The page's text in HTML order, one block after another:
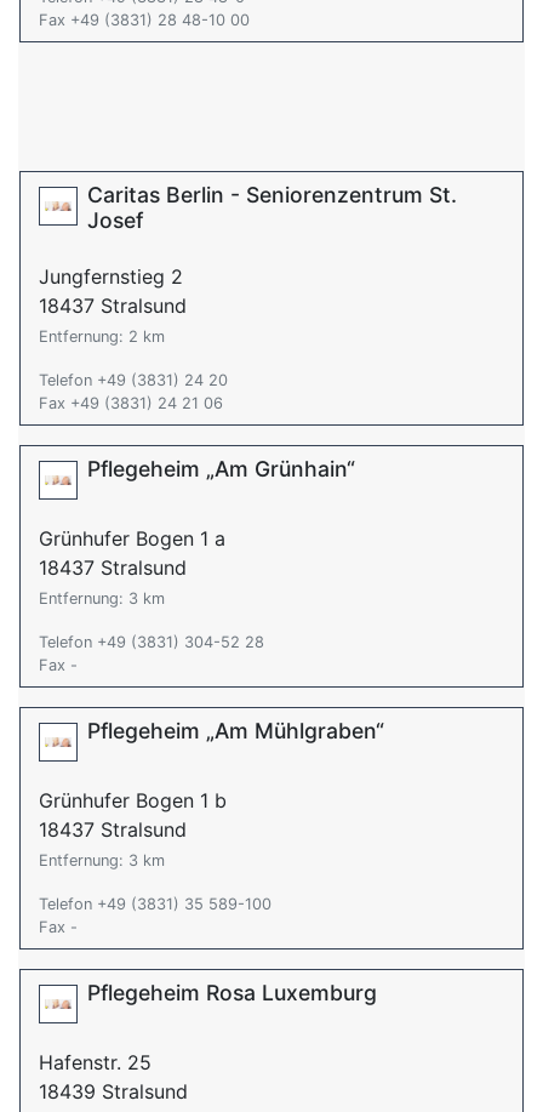
Fax +49 (3831) 28 48-10 00
Caritas Berlin - Seniorenzentrum St.
Josef
Jungfernstieg 2
18437 Stralsund
Entfernung: 2 km
Telefon +49 (3831) 24 20
Fax +49 (3831) 24 21 06
Pflegeheim „Am Grünhain“
Grünhufer Bogen 1 a
18437 Stralsund
Entfernung: 3 km
Telefon +49 (3831) 304-52 28
Fax -
Pflegeheim „Am Mühlgraben“
Grünhufer Bogen 1 b
18437 Stralsund
Entfernung: 3 km
Telefon +49 (3831) 35 589-100
Fax -
Pflegeheim Rosa Luxemburg
Hafenstr. 25
18439 Stralsund